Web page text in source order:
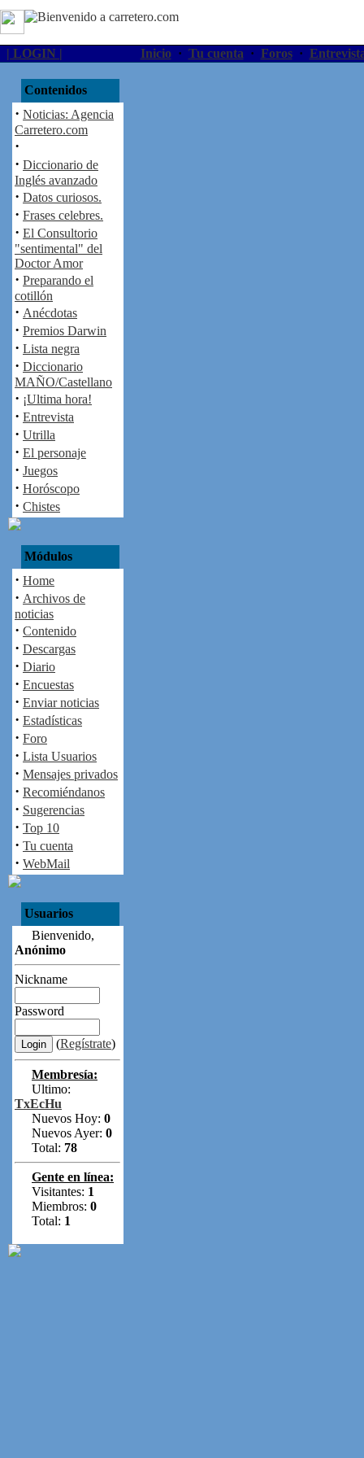
| LOGIN | Inicio· Tu cuenta · Foros·
Contenidos
· Noticias: Agencia
Carretero.com
·
· Diccionario de
Inglés avanzado
· Datos curiosos.
· Frases celebres.
· El Consultorio
"sentimental" del
Doctor Amor
· Preparando el
cotillón
· Anécdotas
· Premios Darwin
· Lista negra
· Diccionario
MAÑO/Castellano
· ¡Ultima hora!
· Entrevista
· Utrilla
· El personaje
· Juegos
· Horóscopo
· Chistes
Módulos
· Home
· Archivos de
noticias
· Contenido
· Descargas
· Diario
· Encuestas
· Enviar noticias
· Estadísticas
· Foro
· Lista Usuarios
· Mensajes privados
· Recomiéndanos
· Sugerencias
· Top 10
· Tu cuenta
· WebMail
Usuarios
Bienvenido,
Anónimo
Nickname
Password
(Regístrate)
Membresía:
Ultimo:
TxEcHu
Nuevos Hoy: 0
Nuevos Ayer: 0
Total: 78
Gente en línea:
Visitantes: 1
Miembros: 0
Total: 1